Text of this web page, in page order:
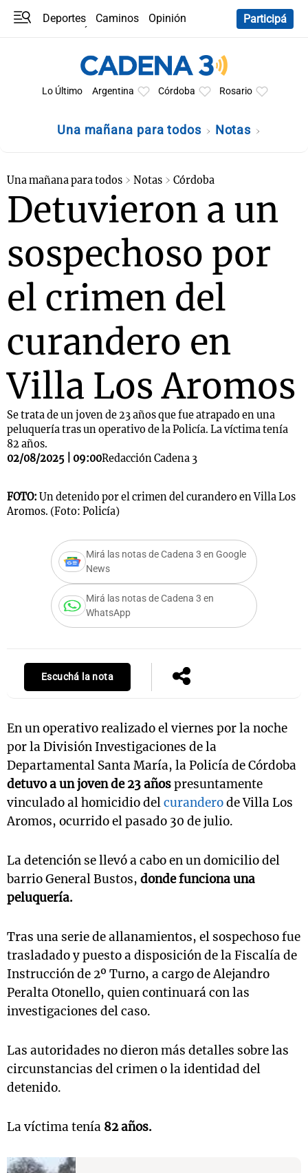
Deportes Caminos
Opinión
Participá
Lo Último Argentina Córdoba Rosario
Una mañana para todos Notas
Una mañana para todos Notas Córdoba
Detuvieron a un
sospechoso por
el crimen del
curandero en
Villa Los Aromos
Se trata de un joven de 23 años que fue atrapado en una
peluquería tras un operativo de la Policía. La víctima tenía
82 años.
02/08/2025 | 09:00Redacción Cadena 3
FOTO: Un detenido por el crimen del curandero en Villa Los
Aromos. (Foto: Policía)
Mirá las notas de Cadena 3 en Google
News
Mirá las notas de Cadena 3 en
WhatsApp
Escuchá la nota
En un operativo realizado el viernes por la noche
por la División Investigaciones de la
Departamental Santa María, la Policía de Córdoba
detuvo a un joven de 23 añospresuntamente
vinculado al homicidio delcuranderode Villa Los
Aromos, ocurrido el pasado 30 de julio.
La detención se llevó a cabo en un domicilio del
barrio General Bustos, donde funciona una
peluquería.
Tras una serie de allanamientos, el sospechoso fue
trasladado y puesto a disposición de la Fiscalía de
Instrucción de 2º Turno, a cargo de Alejandro
Peralta Otonello, quien continuará con las
investigaciones del caso.
Las autoridades no dieron más detalles sobre las
circunstancias del crimen o la identidad del
detenido.
La víctima tenía 82 años.
Notas
Mundial 2026
Cadena 3